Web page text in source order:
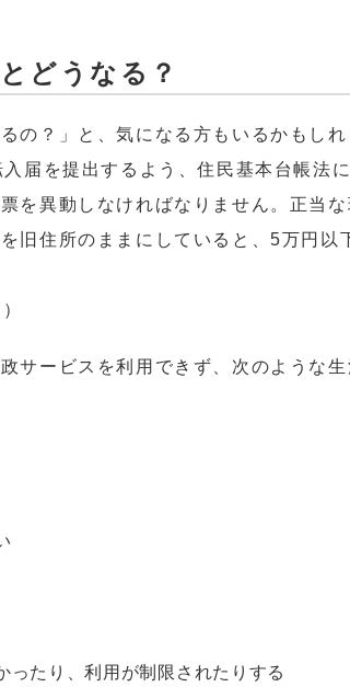
どうなる？
の？」と、気になる方もいるかもしれ
届を提出するよう、住民基本台帳法に
を異動しなければなりません。正当な
旧住所のままにしていると、5万円以
）
サービスを利用できず、次のような生
ったり、利用が制限されたりする